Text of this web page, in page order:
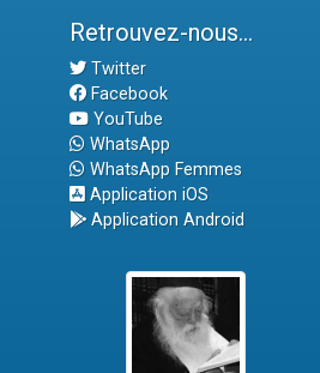
Retrouvez-nous...
Twitter
Facebook
YouTube
WhatsApp
WhatsApp Femmes
Application iOS
Application Android